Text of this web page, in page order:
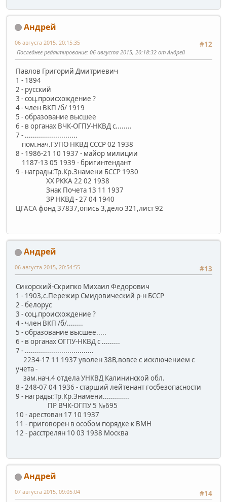
Андрей
#12
06 августа 2015, 20:15:35
Последнее редактирование: 06 августа 2015, 20:18:32 от Андрей
Павлов Григорий Дмитриевич
1 - 1894
2 - русский
3 - соц.происхождение ?
4 - член ВКП /б/ 1919
5 - образование высшее
6 - в органах ВЧК-ОГПУ-НКВД с........
7 - ..........................
пом.нач.ГУПО НКВД СССР 02 1938
8 - 1986-21 10 1937 - майор милиции
1187-13 05 1939 - бригинтендант
9 - награды:Тр.Кр.Знамени БССР 1930
ХХ РККА 22 02 1938
Знак Почета 13 11 1937
ЗР НКВД - 27 04 1940
ЦГАСА фонд 37837,опись 3,дело 321,лист 92
Андрей
#13
06 августа 2015, 20:54:55
Сикорский-Скрипко Михаил Федорович
1 - 1903,с.Пережир Смидовический р-н БССР
2 - белорус
3 - соц.происхождение ?
4 - член ВКП /б/........
5 - образование высшее.....
6 - в органах ОГПУ-НКВД с .........
7 - ..................................
2234-17 11 1937 уволен 38В,вовсе с исключением с
учета -
зам.нач.4 отдела УНКВД Калининской обл.
8 - 248-07 04 1936 - старший лейтенант госбезопасности
9 - награды:Тр.Кр.Знамени.............
ПР ВЧК-ОГПУ 5 №695
10 - арестован 17 10 1937
11 - приговорен в особом порядке к ВМН
12 - расстрелян 10 03 1938 Москва
Андрей
#14
07 августа 2015, 09:05:04